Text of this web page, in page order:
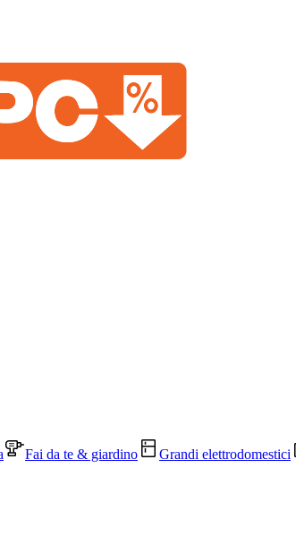
Fai da te & giardino Grandi elettrodomestici